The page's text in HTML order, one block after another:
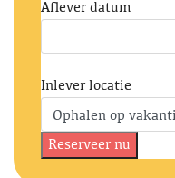
Aflever datum
Inlever locatie